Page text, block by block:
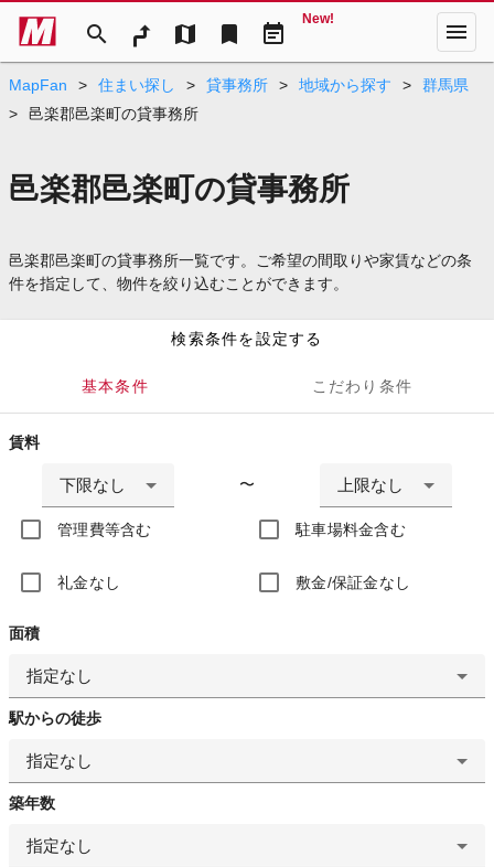
search map bookmark event_note
New! menu
MapFan > 住まい探し > 貸事務所 > 地域から探す >
群馬県
>
邑楽郡邑楽町の貸事務所
邑楽郡邑楽町の貸事務所
邑楽郡邑楽町の貸事務所一覧です。ご希望の間取りや家賃などの条
件を指定して、物件を絞り込むことができます。
検索条件を設定する
基本条件 こだわり条件
賃料
下限なし 〜 上限なし
管理費等含む 駐車場料金含む
礼金なし 敷金/保証金なし
面積
指定なし
駅からの徒歩
指定なし
築年数
指定なし